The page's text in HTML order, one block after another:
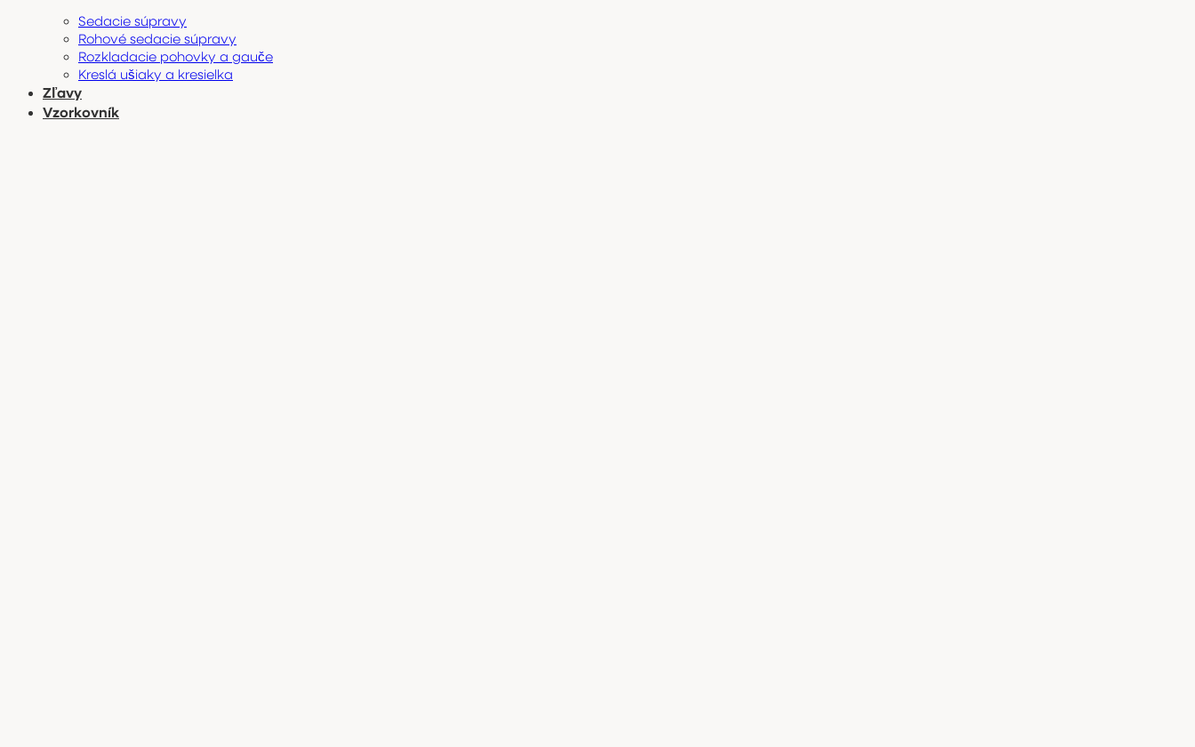
Sedacie súpravy
Rohové sedacie súpravy
Rozkladacie pohovky a gauče
Kreslá ušiaky a kresielka
Zľavy
Vzorkovník